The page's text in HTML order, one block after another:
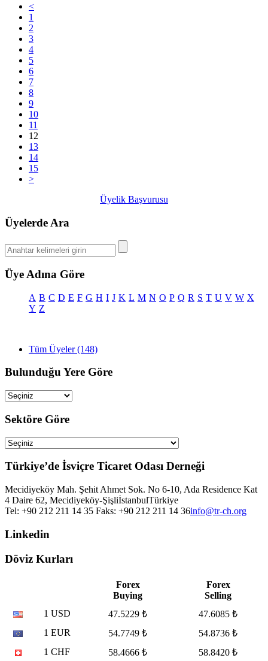
<
1
2
3
4
5
6
7
8
9
10
11
12
13
14
15
>
Üyelik Başvurusu
Üyelerde Ara
Üye Adına Göre
A B C D E F G H I J K L M N O P Q R S T U V W X
Y Z
Tüm Üyeler (148)
Bulunduğu Yere Göre
Sektöre Göre
Türkiye’de İsviçre Ticaret Odası Derneği
Mecidiyeköy Mah. Şehit Ahmet Sok. No 6-10, Ada Residence Kat
4 Daire 62, Mecidiyeköy-ŞişliİstanbulTürkiye
Tel: +90 212 211 14 35 Faks: +90 212 211 14 36info@tr-ch.org
Linkedin
Döviz Kurları
Forex
Buying
Forex
Selling
1 USD
47.5229 ₺
47.6085 ₺
1 EUR
54.7749 ₺
54.8736 ₺
1 CHF
58.4666 ₺ 58.8420 ₺